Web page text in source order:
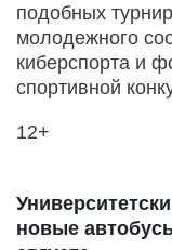
подобных
молодежного
киберспорта и
спортивной
12+
новые